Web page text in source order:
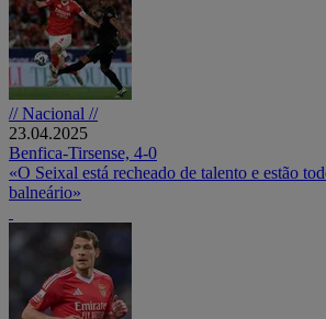
// Nacional //
23.04.2025
Benfica-Tirsense, 4-0
«O Seixal está recheado de talento e estão
balneário»